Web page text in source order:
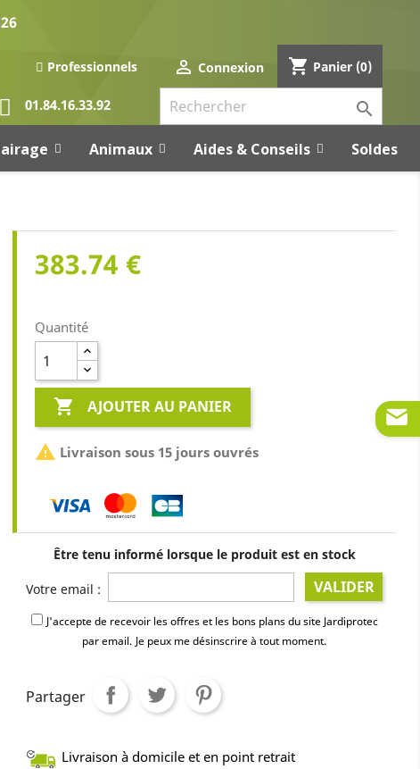
Professionnels  Connexion shopping_cart Panier (0)
01.84.16.33.92 
Animaux Aides & Conseils Soldes
383.74 €
Quantité
 AJOUTER AU PANIER
 Livraison sous 15 jours ouvrés
Être tenu informé lorsque le produit est en stock
Votre email : VALIDER
J'accepte de recevoir les offres et les bons plans du site Jardiprotec
par email. Je peux me désinscrire à tout moment.
Partager
Livraison à domicile et en point retrait